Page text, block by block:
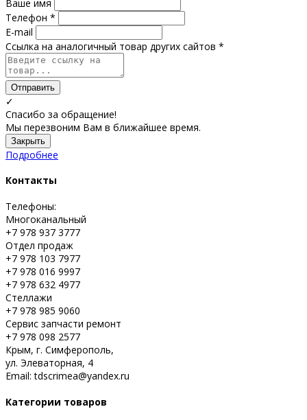
Ваше имя
Телефон *
E-mail
Ссылка на аналогичный товар других сайтов *
Отправить
✓
Спасибо за обращение!
Мы перезвоним Вам в ближайшее время.
Закрыть
Подробнее
Контакты
Телефоны:
Многоканальный
+7 978 937 3777
Отдел продаж
+7 978 103 7977
+7 978 016 9997
+7 978 632 4977
Стеллажи
+7 978 985 9060
Сервис запчасти ремонт
+7 978 098 2577
Крым, г. Симферополь,
ул. Элеваторная, 4
Email: tdscrimea@yandex.ru
Категории товаров